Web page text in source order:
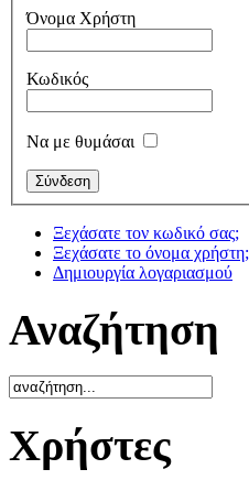
Όνομα Χρήστη
Κωδικός
Να με θυμάσαι
Ξεχάσατε τον κωδικό σας;
Ξεχάσατε το όνομα χρήστη;
Δημιουργία λογαριασμού
Αναζήτηση
Χρήστες